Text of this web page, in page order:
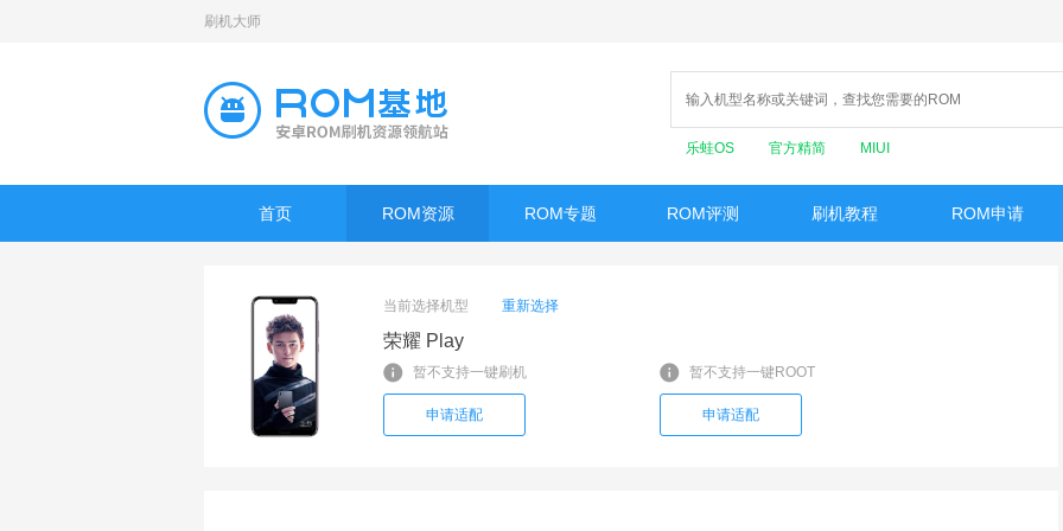
刷机大师
乐蛙OS 官方精简 MIUI
首页 ROM资源 ROM专题 ROM评测 刷机教程 ROM申请
当前选择机型 重新选择
荣耀 Play
暂不支持一键刷机
申请适配
暂不支持一键ROOT
申请适配